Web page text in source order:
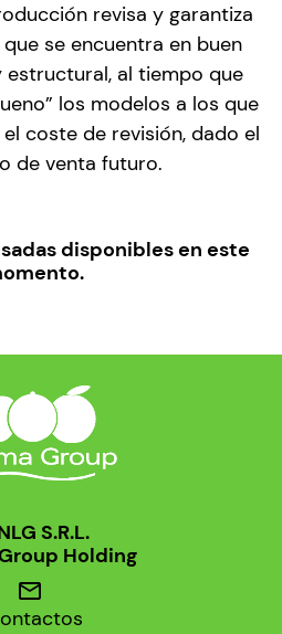
revisa y garantiza
se encuentra en buen
al tiempo que
los modelos a los que
coste de revisión, dado el
de venta futuro.
disponibles en este
S.R.L.
Holding
mail